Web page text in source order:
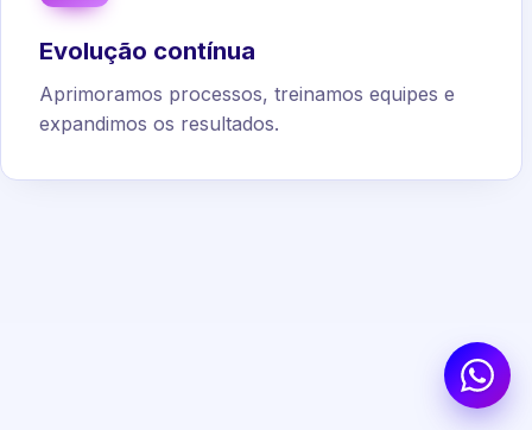
Evolução contínua
Aprimoramos processos, treinamos equipes e
expandimos os resultados.